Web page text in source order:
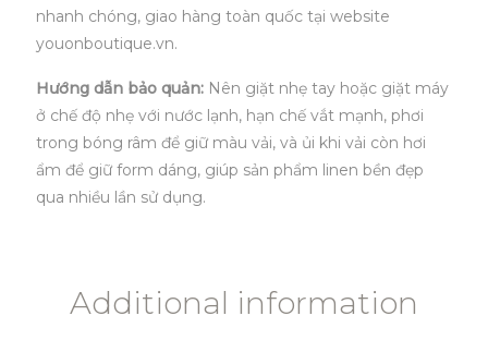
nhanh chóng, giao hàng toàn quốc tại website
youonboutique.vn.
Hướng dẫn bảo quản: Nên giặt nhẹ tay hoặc giặt máy
ở chế độ nhẹ với nước lạnh, hạn chế vắt mạnh, phơi
trong bóng râm để giữ màu vải, và ủi khi vải còn hơi
ẩm để giữ form dáng, giúp sản phẩm linen bền đẹp
qua nhiều lần sử dụng.
Additional information